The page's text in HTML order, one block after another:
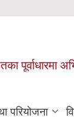
पूर्वाधारमा
परियोजना